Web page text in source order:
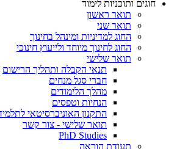
חוגים ותוכניות לימוד
תואר ראשון
תואר שני
החוג למדיניות ומינהל בחינוך
החוג לחינוך מיוחד ולייעוץ חינוכי
תואר שלישי
תנאי הקבלה ותהליך הרישום
חברי סגל מנחים
מהלך הלימודים
הנחיות וטפסים
התקנון האוניברסיטאי
תואר שלישי - צור קשר
PhD Studies
תעודת הוראה